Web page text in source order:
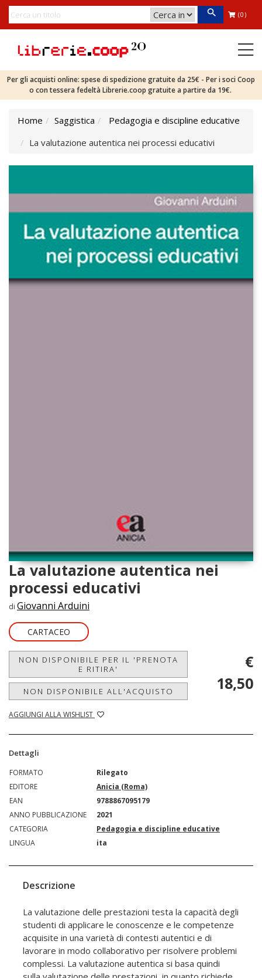
(0)
Per gli acquisti online: spese di spedizione gratuite da 25€ - Per i soci Coop
o con tessera fedeltà Librerie.coop gratuite a partire da 19€.
Home Saggistica
Pedagogia e discipline educative
La valutazione autentica nei processi educativi
La valutazione autentica nei
processi educativi
di Giovanni Arduini
CARTACEO
NON DISPONIBILE PER IL 'PRENOTA
E RITIRA'
NON DISPONIBILE ALL'ACQUISTO
AGGIUNGI ALLA WISHLIST
€
18,50
Dettagli
FORMATO
Rilegato
EDITORE
Anicia (Roma)
EAN
9788867095179
ANNO PUBBLICAZIONE
2021
CATEGORIA
Pedagogia e discipline educative
LINGUA
ita
Descrizione
La valutazione delle prestazioni testa la capacità degli
studenti di applicare le conoscenze e le competenze
acquisite in una varietà di contesti autentici e di
lavorare in modo collaborativo per risolvere problemi
complessi. La valutazione autentica si basa quindi